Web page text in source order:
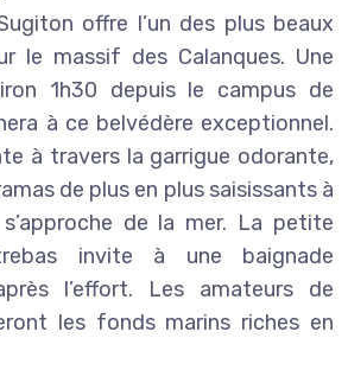
offre l’un des plus beaux
le massif des Calanques. Une
1h30 depuis le campus de
à ce belvédère exceptionnel.
à travers la garrigue odorante,
de plus en plus saisissants à
s’approche de la mer. La petite
invite à une baignade
l’effort. Les amateurs de
les fonds marins riches en